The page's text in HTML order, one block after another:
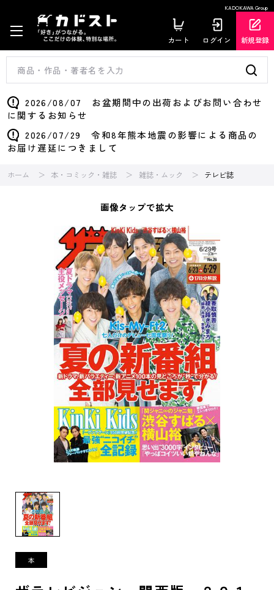
KADOKAWA Group
カート ログイン 新規登録
2026/08/07 お盆期間中の出荷およびお問い合わせ
に関するお知らせ
2026/07/29 令和8年熊本地震の影響による商品の
お届け遅延につきまして
ホーム 本・コミック・雑誌 雑誌・ムック テレビ誌
画像タップで拡大